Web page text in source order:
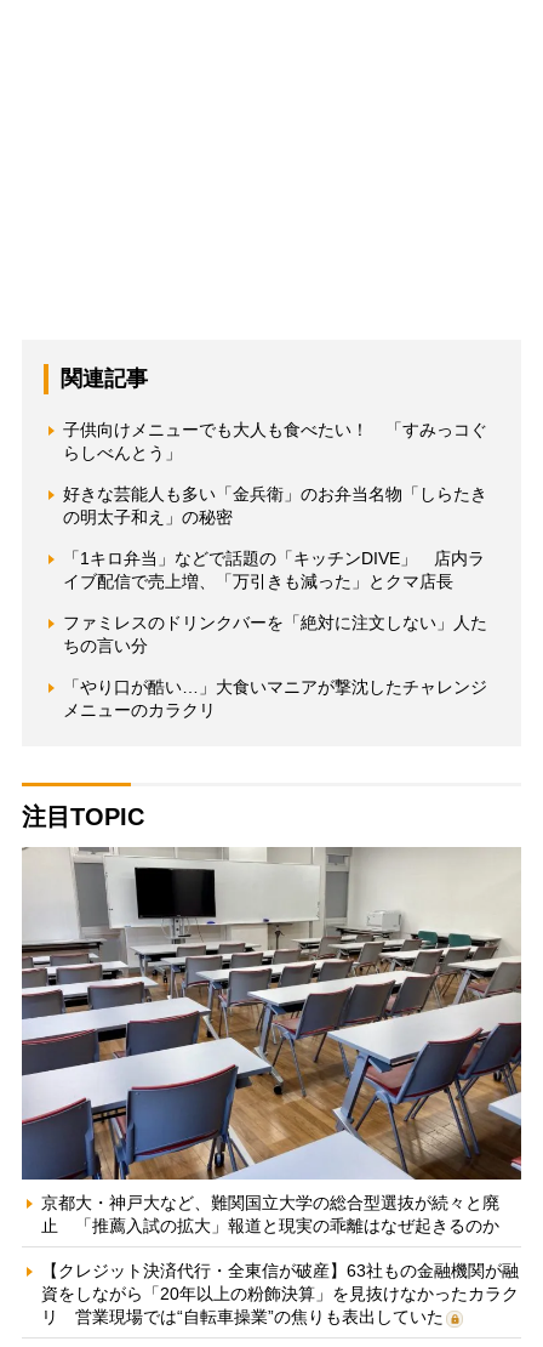
関連記事
子供向けメニューでも大人も食べたい！ 「すみっコぐ
らしべんとう」
好きな芸能人も多い「金兵衛」のお弁当名物「しらたき
の明太子和え」の秘密
「1キロ弁当」などで話題の「キッチンDIVE」 店内ラ
イブ配信で売上増、「万引きも減った」とクマ店長
ファミレスのドリンクバーを「絶対に注文しない」人た
ちの言い分
「やり口が酷い…」大食いマニアが撃沈したチャレンジ
メニューのカラクリ
注目TOPIC
京都大・神戸大など、難関国立大学の総合型選抜が続々と廃
止 「推薦入試の拡大」報道と現実の乖離はなぜ起きるのか
【クレジット決済代行・全東信が破産】63社もの金融機関が融
資をしながら「20年以上の粉飾決算」を見抜けなかったカラク
リ 営業現場では“自転車操業”の焦りも表出していた